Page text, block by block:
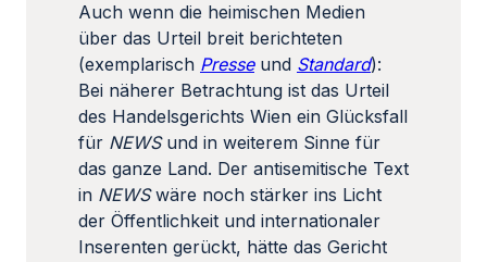
Auch wenn die heimischen Medien
über das Urteil breit berichteten
(exemplarisch Presseund Standard):
Bei näherer Betrachtung ist das Urteil
des Handelsgerichts Wien ein Glücksfall
für NEWSund in weiterem Sinne für
das ganze Land. Der antisemitische Text
in NEWSwäre noch stärker ins Licht
der Öffentlichkeit und internationaler
Inserenten gerückt, hätte das Gericht